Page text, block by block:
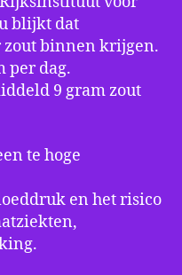
blijkt dat
zout binnen krijgen.
per dag.
9 gram zout
te hoge
en het risico